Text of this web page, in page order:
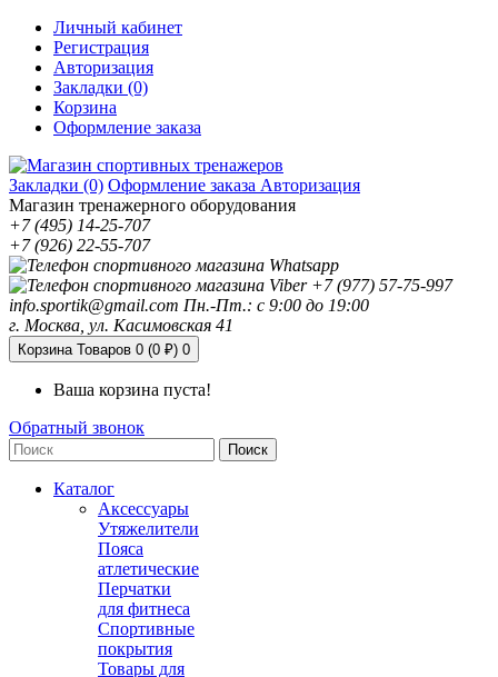
Личный кабинет
Регистрация
Авторизация
Закладки (0)
Корзина
Оформление заказа
Закладки (0) Оформление заказа Авторизация
Магазин тренажерного оборудования
+7 (495) 14-25-707
+7 (926) 22-55-707
+7 (977) 57-75-997
info.sportik@gmail.com Пн.-Пт.: с 9:00 до 19:00
г. Москва, ул. Касимовская 41
Корзина Товаров 0 (0 ₽) 0
Ваша корзина пуста!
Обратный звонок
Поиск
Каталог
Аксессуары
Утяжелители
Пояса
атлетические
Перчатки
для фитнеса
Спортивные
покрытия
Товары для